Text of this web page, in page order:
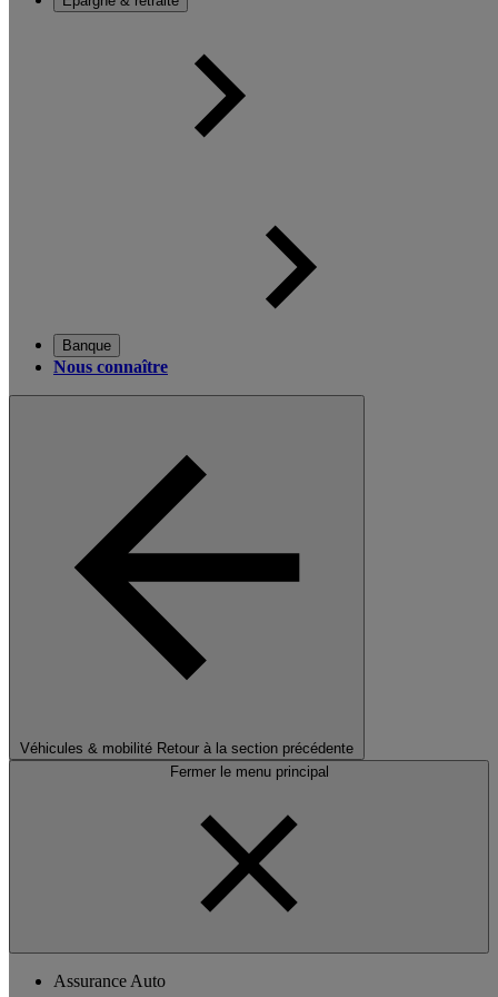
Banque
Nous connaître
Véhicules & mobilité Retour à la section précédente
Fermer le menu principal
Assurance Auto